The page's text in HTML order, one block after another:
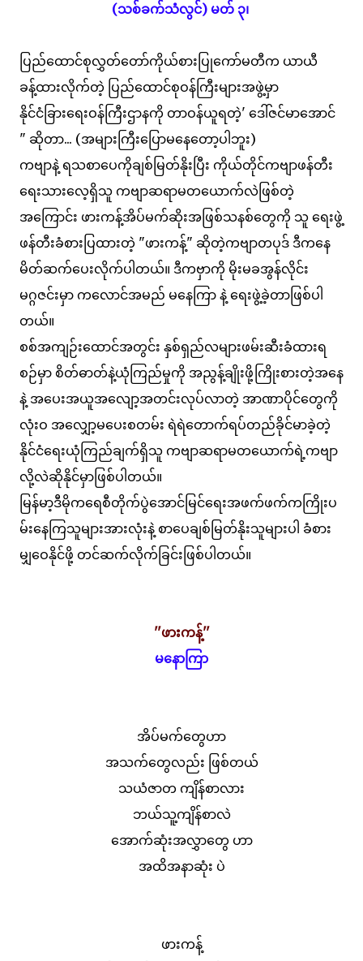
(သစ်ခက်သံလွင်) မတ် ၃၊
ပြည်ထောင်စုလွှတ်တော်ကိုယ်စားပြုကော်မတီက ယာယီ
ခန့်ထားလိုက်တဲ့ ပြည်ထောင်စုဝန်ကြီးများအဖွဲ့မှာ
နိုင်ငံခြားရေးဝန်ကြီးဌာနကို တာဝန်ယူရတဲ့' ဒေါ်ဇင်မာအောင်
" ဆိုတာ... (အများကြီးပြောမနေတော့ပါဘူး)
ကဗျာနဲ့ ရသစာပေကိုချစ်မြတ်နိုးပြီး ကိုယ်တိုင်ကဗျာဖန်တီး
ရေးသားလေ့ရှိသူ ကဗျာဆရာမတယောက်လဲဖြစ်တဲ့
အကြောင်း ဖားကန့်အိပ်မက်ဆိုးအဖြစ်သနစ်တွေကို သူ ရေးဖွဲ့
ဖန်တီးခံစားပြထားတဲ့ "ဖားကန့်" ဆိုတဲ့ကဗျာတပုဒ် ဒီကနေ
မိတ်ဆက်ပေးလိုက်ပါတယ်။ ဒီကဗှာကို မိုးမခအွန်လိုင်း
မဂ္ဂဇင်းမှာ ကလောင်အမည် မနေကြာ နဲ့ ရေးဖွဲ့ခဲ့တာဖြစ်ပါ
တယ်။
စစ်အကျဉ်းထောင်အတွင်း နှစ်ရှည်လများဖမ်းဆီးခံထားရ
စဉ်မှာ စိတ်ဓာတ်နဲ့ယုံကြည်မှုကို အညွန့်ချိုးဖို့ကြိုးစားတဲ့အနေ
နဲ့ အပေးအယူအလျော့အတင်းလုပ်လာတဲ့ အာဏာပိုင်တွေကို
လုံးဝ အလျှော့မပေးစတမ်း ရဲရဲတောက်ရပ်တည်ခိုင်မာခဲ့တဲ့
နိုင်ငံရေးယုံကြည်ချက်ရှိသူ ကဗျာဆရာမတယောက်ရဲ့ကဗျာ
လို့လဲဆိုနိုင်မှာဖြစ်ပါတယ်။
မြန်မာ့ဒီမိုကရေစီတိုက်ပွဲအောင်မြင်ရေးအဖက်ဖက်ကကြိုးပ
မ်းနေကြသူများအားလုံးနဲ့ စာပေချစ်မြတ်နိုးသူများပါ ခံစား
မျှဝေနိုင်ဖို့ တင်ဆက်လိုက်ခြင်းဖြစ်ပါတယ်။
''ဖားကန့်''
မနောကြာ
အိပ်မက်တွေဟာ
အသက်တွေလည်း ဖြစ်တယ်
သယံဇာတ ကျိန်စာလား
ဘယ်သူ့ကျိန်စာလဲ
အောက်ဆုံးအလွှာတွေ ဟာ
အထိအနာဆုံး ပဲ
ဖားကန့်